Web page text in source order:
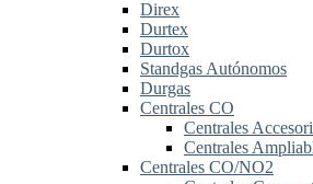
Direx
Durtex
Durtox
Standgas Autónomos
Durgas
Centrales CO
Centrales
Centrales
Centrales CO/NO2